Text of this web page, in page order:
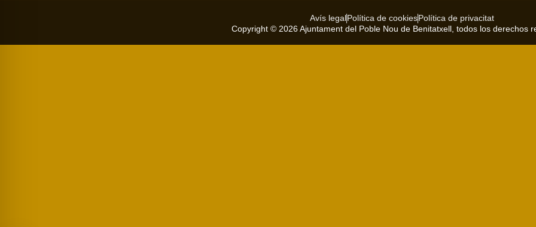
Avís legalPolítica de cookiesPolítica de privacitat
Copyright © 2026 Ajuntament del Poble Nou de Benitatxell, todos los derechos